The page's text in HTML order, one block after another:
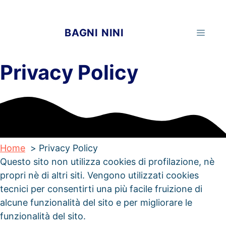
BAGNI NINI
Privacy Policy
Home
Privacy Policy
Questo sito non utilizza cookies di profilazione, nè
propri nè di altri siti. Vengono utilizzati cookies
tecnici per consentirti una più facile fruizione di
alcune funzionalità del sito e per migliorare le
funzionalità del sito.